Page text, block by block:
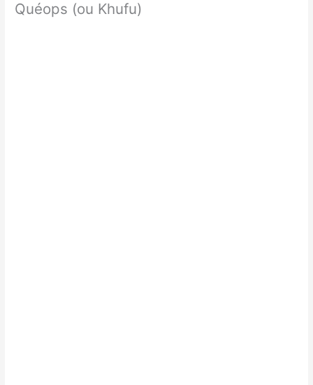
Quéops (ou Khufu)